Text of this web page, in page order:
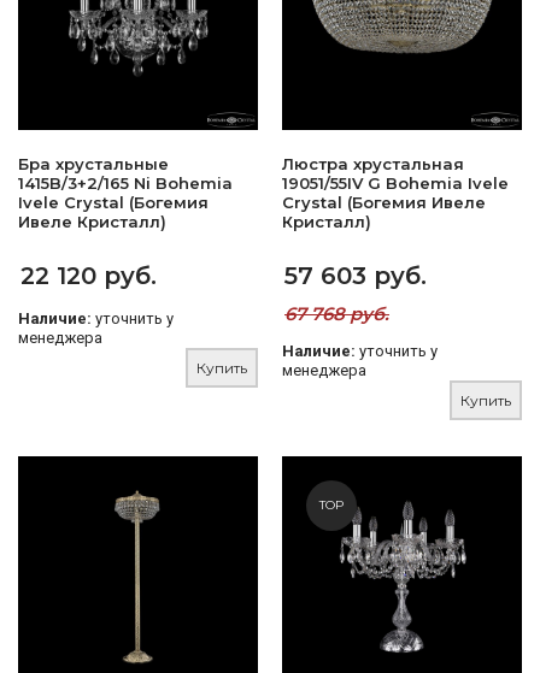
Бра хрустальные
1415B/3+2/165 Ni Bohemia
Ivele Crystal (Богемия
Ивеле Кристалл)
22 120 руб.
Наличие: уточнить у
менеджера
Купить
Люстра хрустальная
19051/55IV G Bohemia Ivele
Crystal (Богемия Ивеле
Кристалл)
57 603 руб.
67 768 руб.
Наличие: уточнить у
менеджера
Купить
TOP